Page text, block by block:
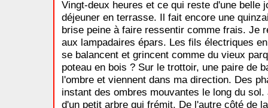
Vingt-deux heures et ce qui reste d'une belle
déjeuner en terrasse. Il fait encore une
brise peine à faire ressentir comme frais. Je
aux lampadaires épars. Les fils électriques
se balancent et grincent comme du vieux
poteau en bois ? Sur le trottoir, une paire de
l'ombre et viennent dans ma direction. Des
instant des ombres mouvantes le long du
d'un petit arbre qui frémit. De l'autre côté de